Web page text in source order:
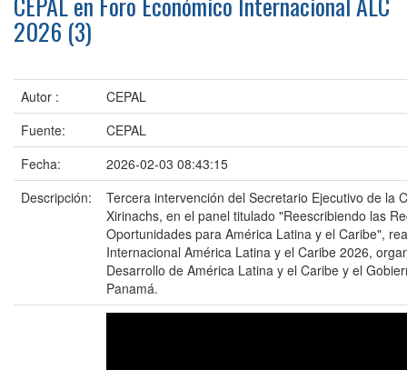
2026 (3)
Autor :
CEPAL
Fuente:
CEPAL
Fecha:
2026-02-03 08:43:15
Descripción:
Tercera intervención del Secretario Ejecutivo de la
Xirinachs, en el panel titulado "Reescribiendo las
Oportunidades para América Latina y el Caribe",
Internacional América Latina y el Caribe 2026,
Desarrollo de América Latina y el Caribe y el
Panamá.